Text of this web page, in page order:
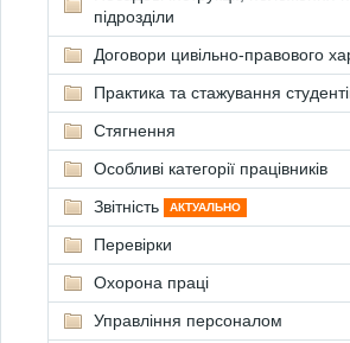
підрозділи
Договори цивільно-правового
Практика та стажування
Стягнення
Особливі категорії працівників
Звітність
АКТУАЛЬНО
Перевірки
Охорона праці
Управління персоналом